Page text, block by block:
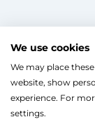
Bejelentkezés
Szaniterek
Íves
Szögletes
Fix zuhanyfal
Zuhanyajtó
Radiátorok
Fűtőpatron
HŐSZIVATTYÚK
Split levegő-
Gépészet,
KESZTYŰK,
LEVÁLASZTÓK
Kazán,CU
Ahogy a
(cookie-kat)
We use cookies
We may place
website, show
experience. For
settings.